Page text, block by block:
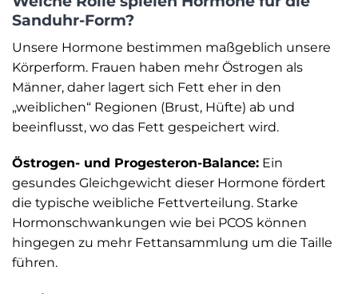
Sanduhr-Form?
Unsere Hormone bestimmen maßgeblich unsere
Körperform. Frauen haben mehr Östrogen als
Männer, daher lagert sich Fett eher in den
„weiblichen“ Regionen (Brust, Hüfte) ab und
beeinflusst, wo das Fett gespeichert wird.
Östrogen- und Progesteron-Balance: Ein
gesundes Gleichgewicht dieser Hormone fördert
die typische weibliche Fettverteilung. Starke
Hormonschwankungen wie bei PCOS können
hingegen zu mehr Fettansammlung um die Taille
führen.